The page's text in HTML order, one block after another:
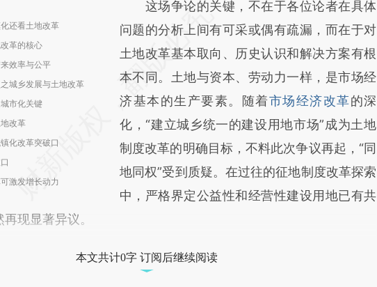
化还看土地改革
改革的核心
效率与公平
城乡发展与土地改革
市化关键
改革
化改革突破口
激发增长动力
这场争论的关键，不在于各位论者在具体
问题的分析上间有可采或偶有疏漏，而在于对
土地改革基本取向、历史认识和解决方案有根
本不同。土地与资本、劳动力一样，是市场经
济基本的生产要素。随着市场经济改革的深
化，“建立城乡统一的建设用地市场”成为土地
制度改革的明确目标，不料此次争议再起，“同
地同权”受到质疑。在过往的征地制度改革探索
中，严格界定公益性和经营性建设用地已有共
现显著异议。
本文共计0字 订阅后继续阅读